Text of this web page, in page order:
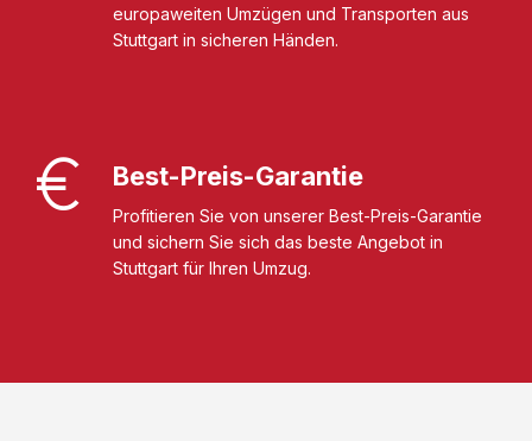
europaweiten Umzügen und Transporten aus
Stuttgart in sicheren Händen.
Best-Preis-Garantie
Profitieren Sie von unserer Best-Preis-Garantie
und sichern Sie sich das beste Angebot in
Stuttgart für Ihren Umzug.